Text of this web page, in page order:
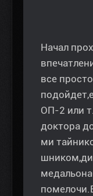
Начал
все
ОП-2 или
доктора
ми